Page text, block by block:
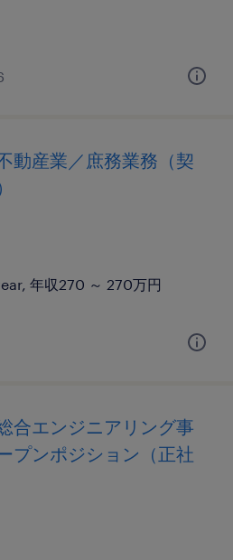
動産業／庶務業務（契
年収270 ～ 270万円
合エンジニアリング事
プンポジション（正社